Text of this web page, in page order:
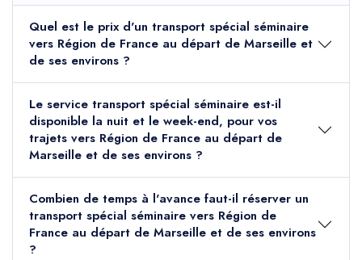
Quel est le prix d'un transport spécial séminaire
vers Région de France au départ de Marseille et
de ses environs ?
Le service transport spécial séminaire est-il
disponible la nuit et le week-end, pour vos
trajets vers Région de France au départ de
Marseille et de ses environs ?
Combien de temps à l'avance faut-il réserver un
transport spécial séminaire vers Région de
France au départ de Marseille et de ses environs
?